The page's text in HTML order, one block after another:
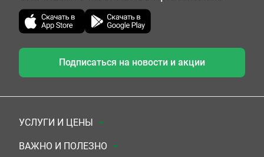
Подписаться на новости и акции
УСЛУГИ И ЦЕНЫ
Анализы
ВАЖНО И ПОЛЕЗНО